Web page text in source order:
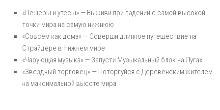
«Пещеры и утесы» — Выживи при падении с самой высокой
точки мира на самую нижнюю
«Совсем как дома» — Соверши длинное путешествие на
Страйдере в Нижнем мире
«Чарующая музыка» — Запусти Музыкальный блок на Лугах
«Звездный торговец» — Поторгуйся с Деревенским жителем
на максимальной высоте мира